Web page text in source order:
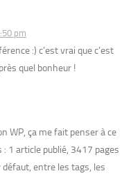
pm
:) c’est vrai que c’est
quel bonheur !
WP, ça me fait penser à ce
1 article publié, 3417 pages
défaut, entre les tags, les